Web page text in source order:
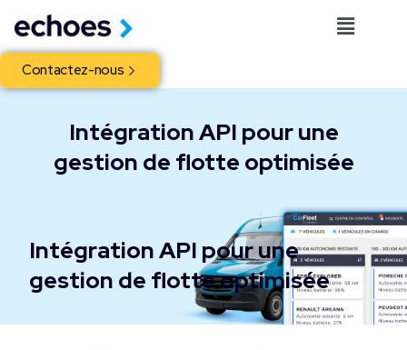
Contactez-nous
Intégration API pour une
gestion de flotte optimisée
Intégration API pour une
gestion de flotte optimisée